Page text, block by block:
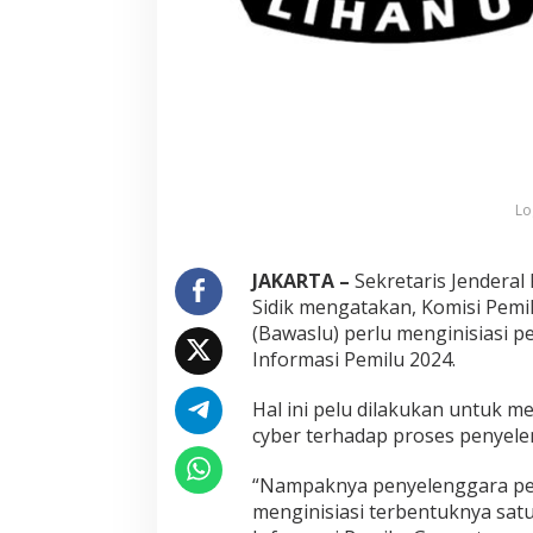
h
u
n
I
n
f
o
m
s
P
e
JAKARTA – Sekretaris
Sidik mengatakan, Komisi
(Bawaslu) perlu menginisiasi
Informasi Pemilu 2024.
Hal ini pelu dilakukan untuk
cyber terhadap proses
“Nampaknya penyelenggara
menginisiasi terbentuknya